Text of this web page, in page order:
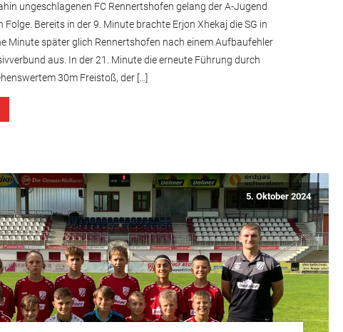
ungeschlagenen FC Rennertshofen gelang der A-Jugend
Folge. Bereits in der 9. Minute brachte Erjon Xhekaj die SG in
Minute später glich Rennertshofen nach einem Aufbaufehler
aus. In der 21. Minute die erneute Führung durch
30m Freistoß, der […]
5. Oktober 2024